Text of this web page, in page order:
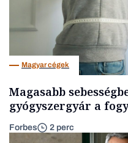
Magyar cégek
Magasabb
gyógyszergyár a
Forbes 2 perc